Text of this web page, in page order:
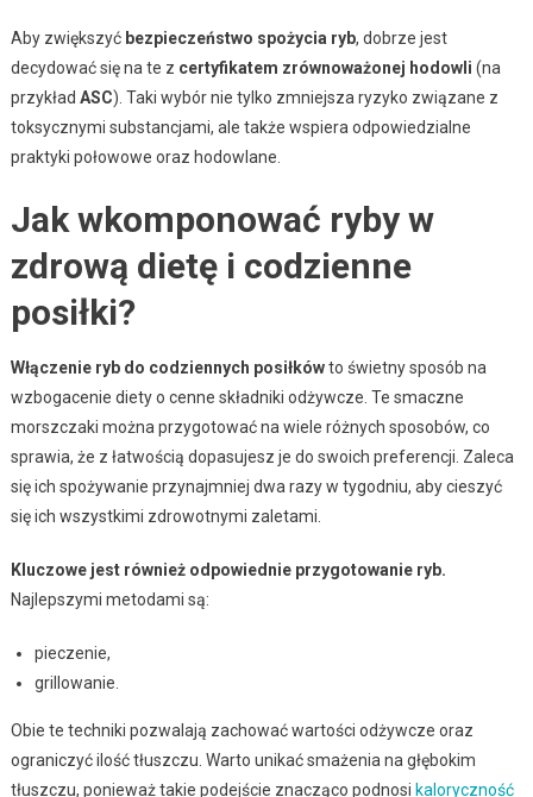
Aby zwiększyć bezpieczeństwo spożycia ryb, dobrze jest
decydować się na te z certyfikatem zrównoważonej hodowli (na
przykład ASC). Taki wybór nie tylko zmniejsza ryzyko związane z
toksycznymi substancjami, ale także wspiera odpowiedzialne
praktyki połowowe oraz hodowlane.
Jak wkomponować ryby w
zdrową dietę i codzienne
posiłki?
Włączenie ryb do codziennych posiłkówto świetny sposób na
wzbogacenie diety o cenne składniki odżywcze. Te smaczne
morszczaki można przygotować na wiele różnych sposobów, co
sprawia, że z łatwością dopasujesz je do swoich preferencji. Zaleca
się ich spożywanie przynajmniej dwa razy w tygodniu, aby cieszyć
się ich wszystkimi zdrowotnymi zaletami.
Kluczowe jest również odpowiednie przygotowanie ryb.
Najlepszymi metodami są:
pieczenie,
grillowanie.
Obie te techniki pozwalają zachować wartości odżywcze oraz
ograniczyć ilość tłuszczu. Warto unikać smażenia na głębokim
tłuszczu, ponieważ takie podejście znacząco podnosi kaloryczność